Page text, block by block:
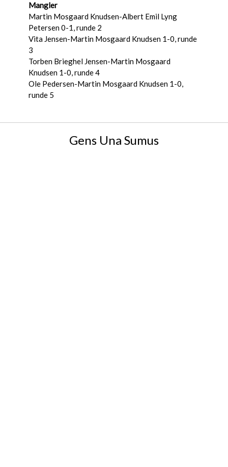
Mangler
Martin Mosgaard Knudsen-Albert Emil Lyng
Petersen 0-1, runde 2
Vita Jensen-Martin Mosgaard Knudsen 1-0, runde
3
Torben Brieghel Jensen-Martin Mosgaard
Knudsen 1-0, runde 4
Ole Pedersen-Martin Mosgaard Knudsen 1-0,
runde 5
Gens Una Sumus